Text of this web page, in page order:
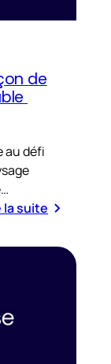
de
au défi
la suite